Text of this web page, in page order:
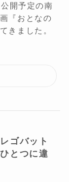
開予定の南
『おとなの
きました。
ゴバット
とつに違